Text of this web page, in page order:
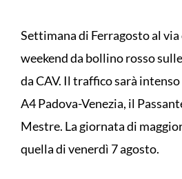
Settimana di Ferragosto al
weekend da bollino rosso
da CAV. Il traffico sarà
A4 Padova-Venezia, il
Mestre. La giornata di
quella di venerdì 7 agosto.